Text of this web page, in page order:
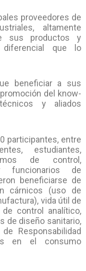
proveedores de
altamente
sus productos y
que lo
beneficiar a sus
del know-
y aliados
participantes, entre
estudiantes,
de control,
funcionarios de
beneficiarse de
cárnicos (uso de
vida útil de
control analítico,
de diseño sanitario,
Responsabilidad
en el consumo